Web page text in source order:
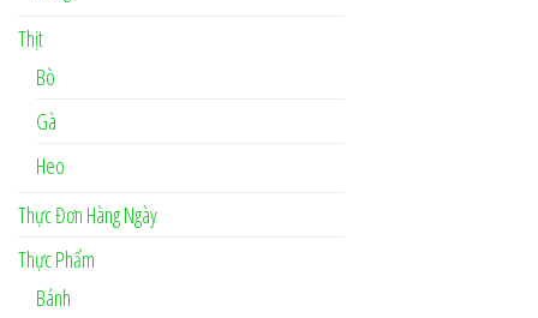
Thịt
Bò
Gà
Heo
Thực Đơn Hàng Ngày
Thực Phẩm
Bánh